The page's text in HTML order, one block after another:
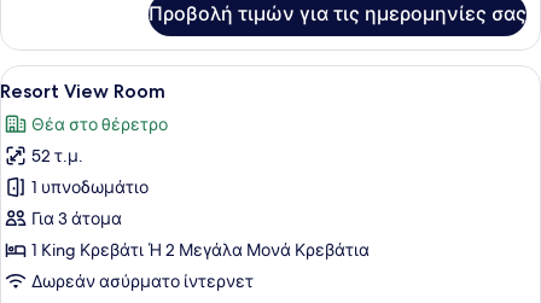
Room
View
King
Room
Προβολή τιμών για τις ημερομηνίες σας
Προβολή
όλων
των
φωτογραφιών
για
Resort
View
Room
Ένα ευρύχωρο δωμάτιο
8
Resort View Room
Θέα στο θέρετρο
52 τ.μ.
1 υπνοδωμάτιο
Για 3 άτομα
1 King Κρεβάτι Ή 2 Μεγάλα Μονά Κρεβάτια
Δωρεάν ασύρματο ίντερνετ